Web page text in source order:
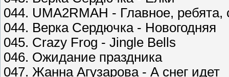
044. UMA2RMAH - Главное, ребята,
044. Верка Сердючка - Новогодняя
045. Crazy Frog - Jingle Bells
046. Ожидание праздника
047. Жанна Агузарова - А снег идет